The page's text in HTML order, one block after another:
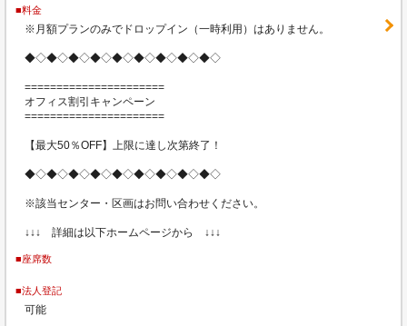
■料金
※月額プランのみでドロップイン（一時利用）はありません。
◆◇◆◇◆◇◆◇◆◇◆◇◆◇◆◇◆◇
======================
オフィス割引キャンペーン
======================
【最大50％OFF】上限に達し次第終了！
◆◇◆◇◆◇◆◇◆◇◆◇◆◇◆◇◆◇
※該当センター・区画はお問い合わせください。
↓↓↓ 詳細は以下ホームページから ↓↓↓
■座席数
■法人登記
可能